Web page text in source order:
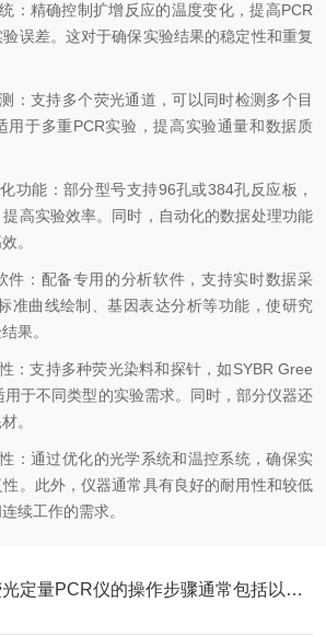
精确控制扩增反应的温度变化，提高PCR
误差。这对于确保实验结果的稳定性和重复
支持多个荧光通道，可以同时检测多个目
用于多重PCR实验，提高实验通量和数据质
能：部分型号支持96孔或384孔反应板，
高实验效率。同时，自动化的数据处理功能
。
：配备专用的分析软件，支持实时数据采
准曲线绘制、基因表达分析等功能，使研究
果。
支持多种荧光染料和探针，如SYBR Gree
用于不同类型的实验需求。同时，部分仪器还
。
通过优化的光学系统和温控系统，确保实
。此外，仪器通常具有良好的耐用性和较低
续工作的需求。
实时荧光定量PCR仪的操作步骤通常包括以下几个关键部分